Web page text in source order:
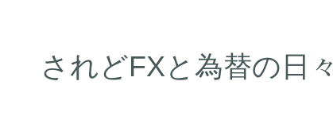
されどFXと為替の日々